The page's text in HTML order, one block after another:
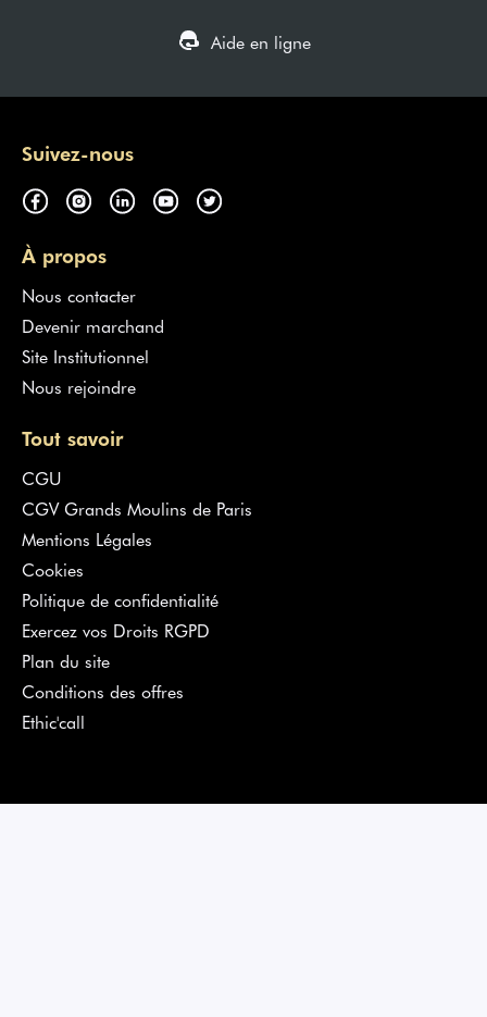
Aide en ligne
Suivez-nous
À propos
Nous contacter
Devenir marchand
Site Institutionnel
Nous rejoindre
Tout savoir
CGU
CGV Grands Moulins de Paris
Mentions Légales
Cookies
Politique de confidentialité
Exercez vos Droits RGPD
Plan du site
Conditions des offres
Ethic'call